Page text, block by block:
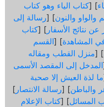
] [كتاب الياء وهو كتاب
والواو والنون] [رسالة إلى
عن نتائج الأسفار ] [كتاب
في المشاهدة] [القسم
] [منزل القطب ومقاله
المدخل إلى المقصد الأسمى
ما لذة العيش إلا صحبة
والباطن] [رسالة الانتصار ]
المسائل] [كتاب الإعلام